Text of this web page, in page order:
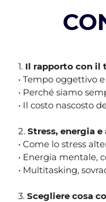
⁠1. Il rapporto con il
• Tempo oggettivo
• Perché siamo
• Il costo nascosto
2. Stress, energia
• Come lo stress
• Energia mentale,
• Multitasking,
3. Scegliere cosa